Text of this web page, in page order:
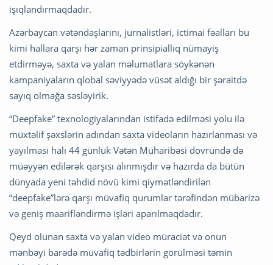
işıqlandırmaqdadır.
Azərbaycan vətəndaşlarını, jurnalistləri, ictimai fəalları bu
kimi hallara qarşı hər zaman prinsipiallıq nümayiş
etdirməyə, saxta və yalan məlumatlara söykənən
kampaniyaların qlobal səviyyədə vüsət aldığı bir şəraitdə
sayıq olmağa səsləyirik.
“Deepfake” texnologiyalarından istifadə edilməsi yolu ilə
müxtəlif şəxslərin adından saxta videoların hazırlanması və
yayılması halı 44 günlük Vətən Müharibəsi dövründə də
müəyyən edilərək qarşısı alınmışdır və hazırda da bütün
dünyada yeni təhdid növü kimi qiymətləndirilən
“deepfake”lərə qarşı müvafiq qurumlar tərəfindən mübarizə
və geniş maarifləndirmə işləri aparılmaqdadır.
Qeyd olunan saxta və yalan video müraciət və onun
mənbəyi barədə müvafiq tədbirlərin görülməsi təmin